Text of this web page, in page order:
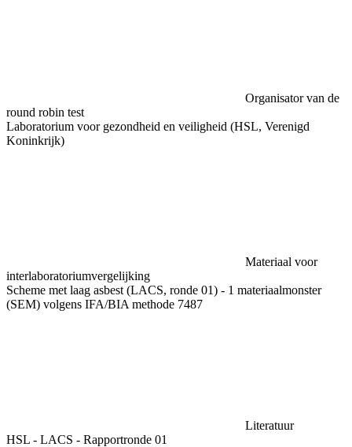
Organisator van de
round robin test
Laboratorium voor gezondheid en veiligheid (HSL, Verenigd
Koninkrijk)
Materiaal voor
interlaboratoriumvergelijking
Scheme met laag asbest (LACS, ronde 01) - 1 materiaalmonster
(SEM) volgens IFA/BIA methode 7487
Literatuur
HSL - LACS - Rapportronde 01